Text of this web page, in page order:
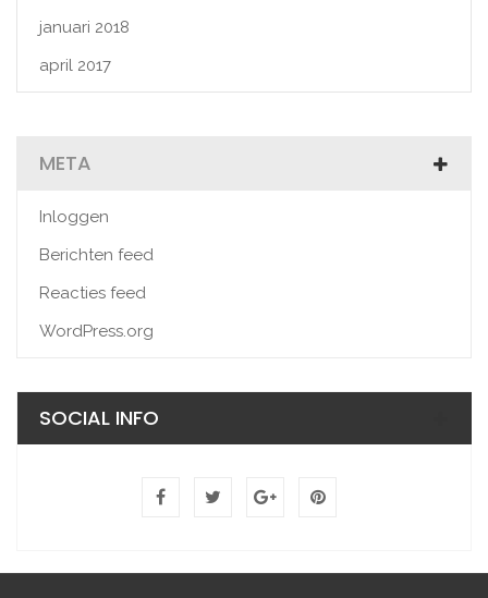
januari 2018
april 2017
META
Inloggen
Berichten feed
Reacties feed
WordPress.org
SOCIAL INFO